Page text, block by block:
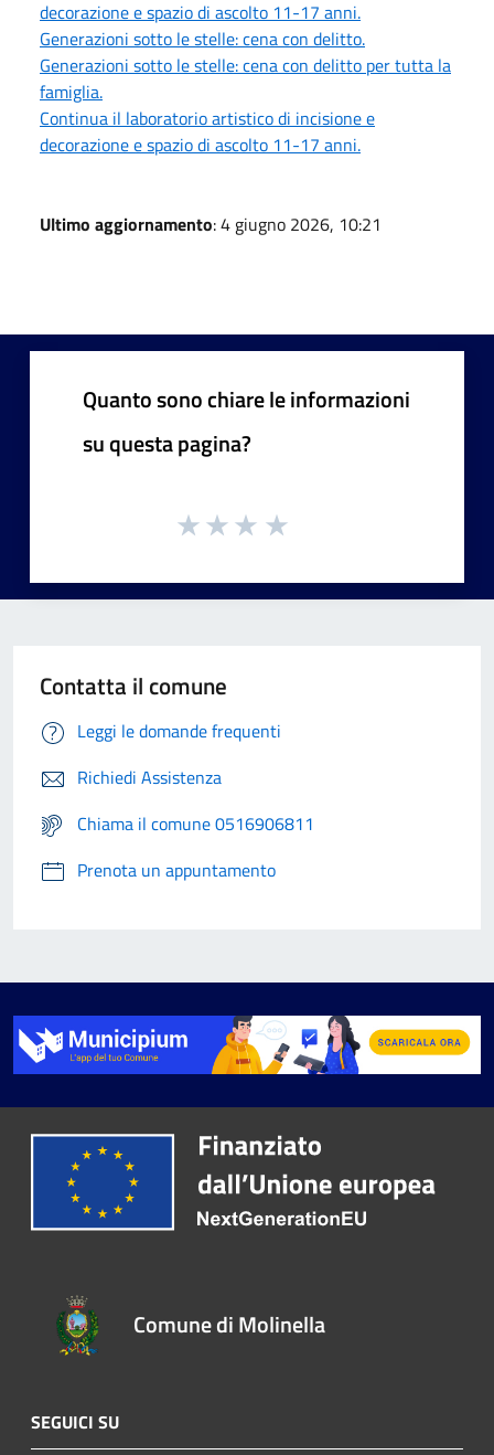
decorazione e spazio di ascolto 11-17 anni.
Generazioni sotto le stelle: cena con delitto.
Generazioni sotto le stelle: cena con delitto per tutta la
famiglia.
Continua il laboratorio artistico di incisione e
decorazione e spazio di ascolto 11-17 anni.
Ultimo aggiornamento: 4 giugno 2026, 10:21
Quanto sono chiare le informazioni
su questa pagina?
Contatta il comune
Leggi le domande frequenti
Richiedi Assistenza
Chiama il comune 0516906811
Prenota un appuntamento
Comune di Molinella
SEGUICI SU